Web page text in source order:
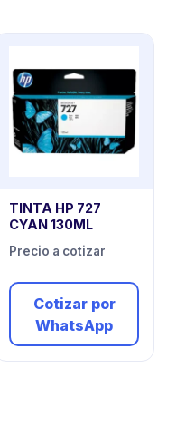
TINTA HP 727
CYAN 130ML
Precio a cotizar
Cotizar por
WhatsApp